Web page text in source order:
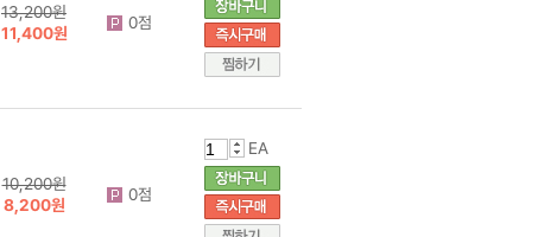
13,200원
11,400원
0점
10,200원
8,200원
0점
EA